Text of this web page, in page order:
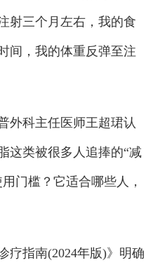
射三个月左右，我的食
间，我的体重反弹至注
科主任医师王超珺认
这类被很多人追捧的“减
门槛？它适合哪些人，
指南(2024年版)》明确